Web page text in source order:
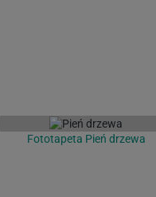
Fototapeta Pień drzewa